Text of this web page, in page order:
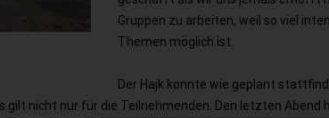
Gruppen zu arbeiten, weil so viel
Themen möglich ist.
Der Hajk konnte wie geplant
gilt nicht nur für die Teilnehmenden. Den letzten Abend